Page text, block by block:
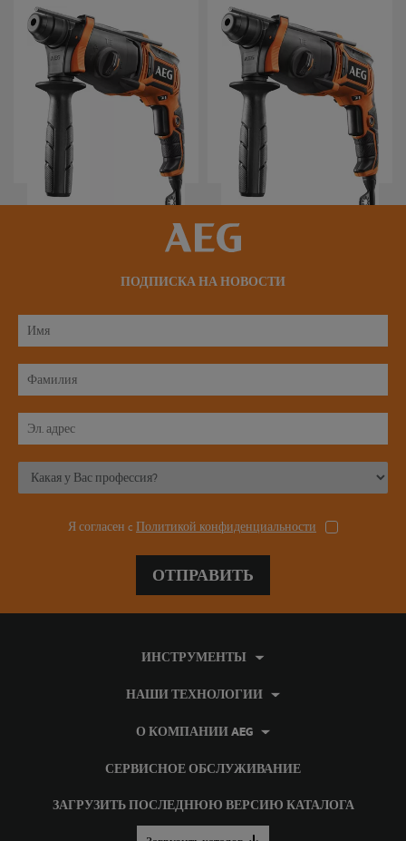
SDS-Plus перфоратор
Варианты модели 1
SDS-Plus Перфоратор
Варианты модели
ПОДПИСКА НА НОВОСТИ
Я согласен c Политикой конфиденциальности
ОТПРАВИТЬ
ЗАГРУЗИТЬ ПОСЛЕДНЮЮ ВЕРСИЮ КАТАЛОГА
ИНСТРУМЕНТЫ
НАШИ ТЕХНОЛОГИИ
О КОМПАНИИ AEG
СЕРВИСНОЕ ОБСЛУЖИВАНИЕ